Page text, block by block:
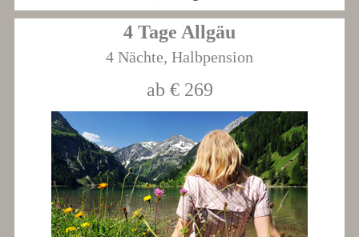
4 Tage Allgäu
4 Nächte, Halbpension
ab € 269